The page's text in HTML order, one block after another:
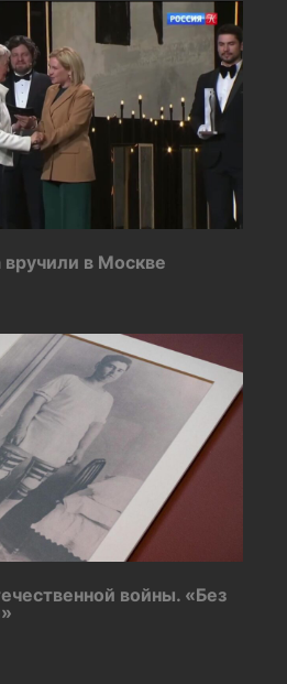
в Москве
войны. «Без